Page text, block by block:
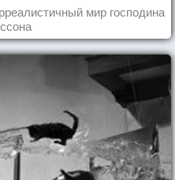
мир господина